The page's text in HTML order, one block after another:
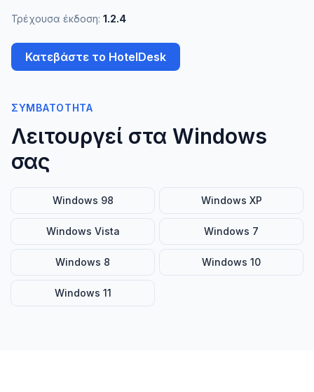
Τρέχουσα έκδοση: 1.2.4
Κατεβάστε το HotelDesk
ΣΥΜΒΑΤΌΤΗΤΑ
Λειτουργεί στα Windows
σας
Windows 98 Windows XP
Windows Vista Windows 7
Windows 8 Windows 10
Windows 11